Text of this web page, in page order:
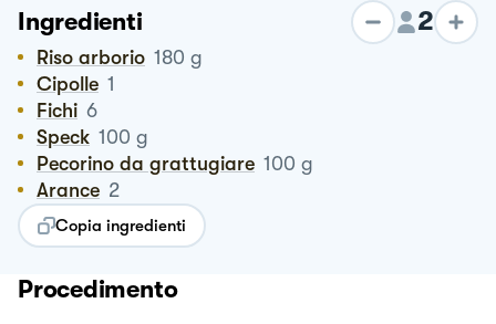
Ingredienti 2
Riso arborio 180 g
Cipolle 1
Fichi 6
Speck 100 g
Pecorino da grattugiare 100 g
Arance 2
Copia ingredienti
Procedimento